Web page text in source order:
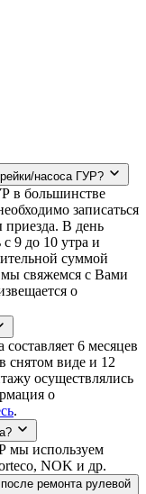
насоса ГУР?
в большинстве
записаться
приезда. В день
9 до 10 утра и
суммой
мы свяжемся с Вами
о
6 месяцев
снятом виде и 12
осуществлялись
о
.
мы используем
NOK и др.
ремонта рулевой